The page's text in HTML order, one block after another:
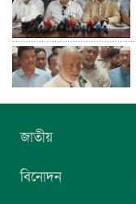
জাতীয়
বিনোদন